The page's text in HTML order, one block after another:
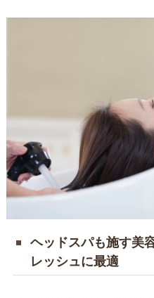
ヘッドスパも施す美
レッシュに最適